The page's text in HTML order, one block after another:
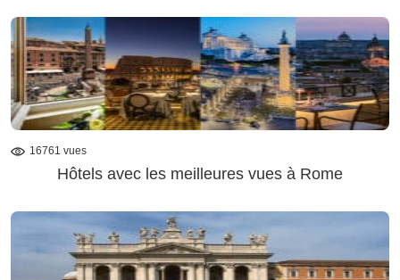
16761 vues
Hôtels avec les meilleures vues à Rome